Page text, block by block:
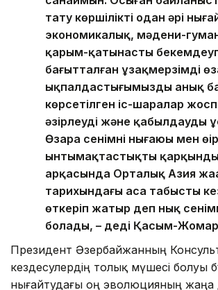
тату көршілікті одан әрі
экономикалық, мәдени-
қарым-қатынасты
бағытталған ұзақмерзімді
ықпалдастығымыздың анық
көрсетілген іс-шаралар
әзірлеуді және қабылдауды
Өзара сенімнің нығаюы мен
ынтымақтастықтың
арқасында Орталық Азия
тарихындағы аса табысты
өткеріп жатыр деп нық
болады, – деді Қасым-
Президент Әзербайжанның
кездесулердің толық мүшесі болуы
нығайтудағы оң эволюцияның жаңа